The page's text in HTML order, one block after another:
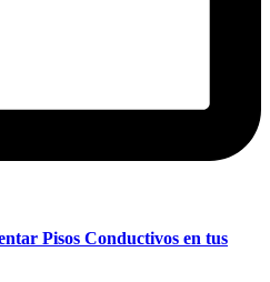
Pisos Conductivos en tus